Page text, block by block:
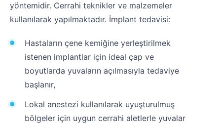
yöntemidir. Cerrahi teknikler ve malzemeler
kullanılarak yapılmaktadır. İmplant tedavisi:
Hastaların çene kemiğine yerleştirilmek
istenen implantlar için ideal çap ve
boyutlarda yuvaların açılmasıyla tedaviye
başlanır,
Lokal anestezi kullanılarak uyuşturulmuş
bölgeler için uygun cerrahi aletlerle yuvalar